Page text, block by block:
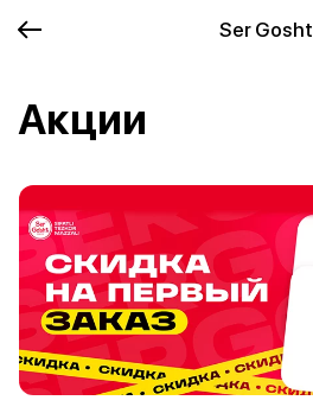
Ser Gosht
Акции